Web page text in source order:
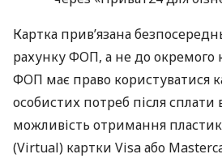
Картка прив’язана
рахунку ФОП, а не до окремого
ФОП має право користуватися
особистих потреб після сплати
можливість отримання
(Virtual) картки Visa або